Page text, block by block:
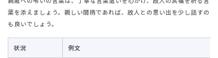
葉を添えましょう。親しい間柄であれば、故人との思い出を少し話すの
も良いでしょう。
状況 例文